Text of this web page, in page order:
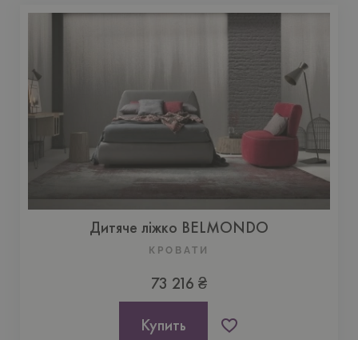
Дитяче ліжко BELMONDO
КРОВАТИ
73 216 ₴
Купить